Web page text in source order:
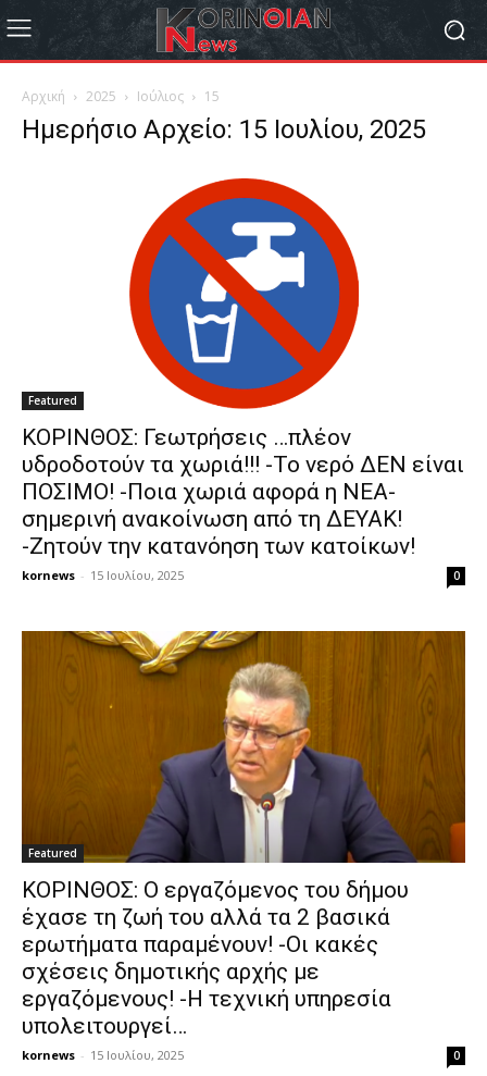
Αρχική 2025 Ιούλιος 15
Ημερήσιο Αρχείο: 15 Ιουλίου, 2025
Featured
ΚΟΡΙΝΘΟΣ: Γεωτρήσεις …πλέον
υδροδοτούν τα χωριά!!! -Το νερό ΔΕΝ είναι
ΠΟΣΙΜΟ! -Ποια χωριά αφορά η ΝΕΑ-
σημερινή ανακοίνωση από τη ΔΕΥΑΚ!
-Ζητούν την κατανόηση των κατοίκων!
kornews - 15 Ιουλίου, 2025 0
Featured
ΚΟΡΙΝΘΟΣ: Ο εργαζόμενος του δήμου
έχασε τη ζωή του αλλά τα 2 βασικά
ερωτήματα παραμένουν! -Οι κακές
σχέσεις δημοτικής αρχής με
εργαζόμενους! -Η τεχνική υπηρεσία
υπολειτουργεί…
kornews - 15 Ιουλίου, 2025 0